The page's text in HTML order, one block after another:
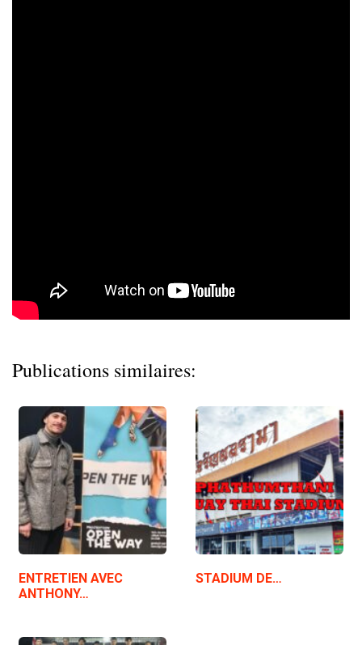
Publications similaires:
ENTRETIEN AVEC
ANTHONY…
STADIUM DE…